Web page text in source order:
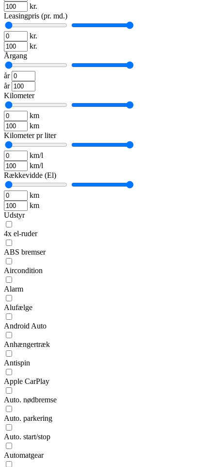
kr.
Leasingpris (pr. md.)
kr.
kr.
Årgang
år
år
Kilometer
km
km
Kilometer pr liter
km/l
km/l
Rækkevidde (El)
km
km
Udstyr
4x el-ruder
ABS bremser
Aircondition
Alarm
Alufælge
Android Auto
Anhængertræk
Antispin
Apple CarPlay
Auto. nødbremse
Auto. parkering
Auto. start/stop
Automatgear